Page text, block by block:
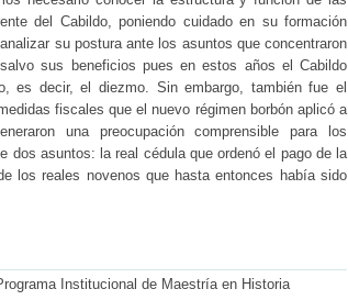
del Cabildo, poniendo cuidado en su formación
su postura ante los asuntos que concentraron
sus beneficios pues en estos años el Cabildo
es decir, el diezmo. Sin embargo, también fue el
fiscales que el nuevo régimen borbón aplicó a
una preocupación comprensible para los
dos asuntos: la real cédula que ordenó el pago de la
los reales novenos que hasta entonces había sido
Institucional de Maestría en Historia